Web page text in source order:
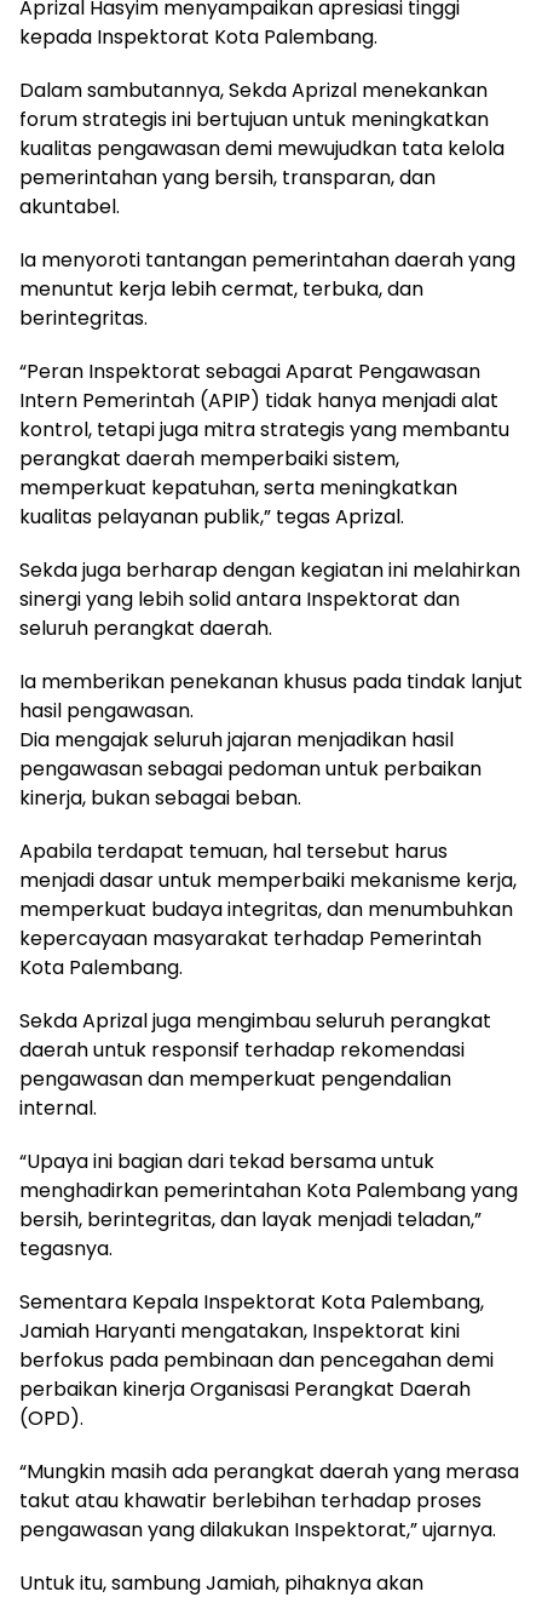
Aprizal Hasyim menyampaikan apresiasi tinggi
kepada Inspektorat Kota Palembang.
Dalam sambutannya, Sekda Aprizal menekankan
forum strategis ini bertujuan untuk meningkatkan
kualitas pengawasan demi mewujudkan tata kelola
pemerintahan yang bersih, transparan, dan
akuntabel.
Ia menyoroti tantangan pemerintahan daerah yang
menuntut kerja lebih cermat, terbuka, dan
berintegritas.
“Peran Inspektorat sebagai Aparat Pengawasan
Intern Pemerintah (APIP) tidak hanya menjadi alat
kontrol, tetapi juga mitra strategis yang membantu
perangkat daerah memperbaiki sistem,
memperkuat kepatuhan, serta meningkatkan
kualitas pelayanan publik,” tegas Aprizal.
Sekda juga berharap dengan kegiatan ini melahirkan
sinergi yang lebih solid antara Inspektorat dan
seluruh perangkat daerah.
Ia memberikan penekanan khusus pada tindak lanjut
hasil pengawasan.
Dia mengajak seluruh jajaran menjadikan hasil
pengawasan sebagai pedoman untuk perbaikan
kinerja, bukan sebagai beban.
Apabila terdapat temuan, hal tersebut harus
menjadi dasar untuk memperbaiki mekanisme kerja,
memperkuat budaya integritas, dan menumbuhkan
kepercayaan masyarakat terhadap Pemerintah
Kota Palembang.
Sekda Aprizal juga mengimbau seluruh perangkat
daerah untuk responsif terhadap rekomendasi
pengawasan dan memperkuat pengendalian
internal.
“Upaya ini bagian dari tekad bersama untuk
menghadirkan pemerintahan Kota Palembang yang
bersih, berintegritas, dan layak menjadi teladan,”
tegasnya.
Sementara Kepala Inspektorat Kota Palembang,
Jamiah Haryanti mengatakan, Inspektorat kini
berfokus pada pembinaan dan pencegahan demi
perbaikan kinerja Organisasi Perangkat Daerah
(OPD).
“Mungkin masih ada perangkat daerah yang merasa
takut atau khawatir berlebihan terhadap proses
pengawasan yang dilakukan Inspektorat,” ujarnya.
Untuk itu, sambung Jamiah, pihaknya akan